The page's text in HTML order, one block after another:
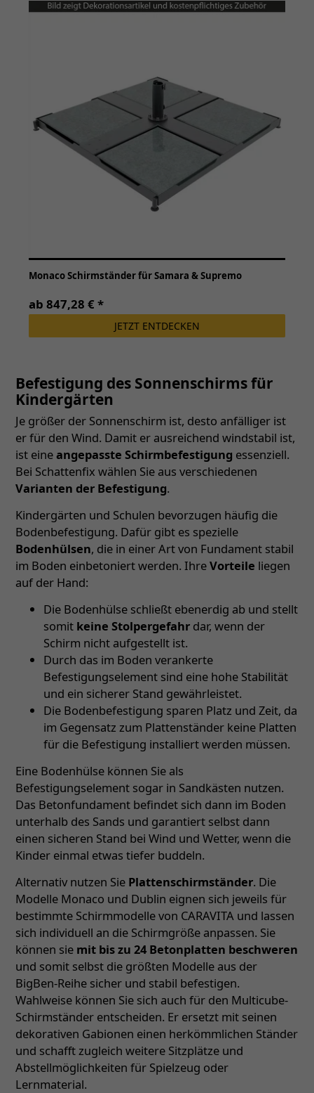
Monaco Schirmständer für Samara & Supremo
ab 847,28 € *
JETZT ENTDECKEN
Befestigung des Sonnenschirms für
Kindergärten
Je größer der Sonnenschirm ist, desto anfälliger ist
er für den Wind. Damit er ausreichend windstabil ist,
ist eineangepasste Schirmbefestigung essenziell.
Bei Schattenfix wählen Sie aus verschiedenen
Varianten der Befestigung.
Kindergärten und Schulen bevorzugen häufig die
Bodenbefestigung. Dafür gibt es spezielle
Bodenhülsen, die in einer Art von Fundament stabil
im Boden einbetoniert werden. IhreVorteile liegen
auf der Hand:
Die Bodenhülse schließt ebenerdig ab und stellt
somit keine Stolpergefahr dar, wenn der
Schirm nicht aufgestellt ist.
Durch das im Boden verankerte
Befestigungselement sind eine hohe Stabilität
und ein sicherer Stand gewährleistet.
Die Bodenbefestigung sparen Platz und Zeit, da
im Gegensatz zum Plattenständer keine Platten
für die Befestigung installiert werden müssen.
Eine Bodenhülse können Sie als
Befestigungselement sogar in Sandkästen nutzen.
Das Betonfundament befindet sich dann im Boden
unterhalb des Sands und garantiert selbst dann
einen sicheren Stand bei Wind und Wetter, wenn die
Kinder einmal etwas tiefer buddeln.
Alternativ nutzen Sie Plattenschirmständer. Die
Modelle Monaco und Dublin eignen sich jeweils für
bestimmte Schirmmodelle von CARAVITA und lassen
sich individuell an die Schirmgröße anpassen. Sie
können sie mit bis zu 24 Betonplatten beschweren
und somit selbst die größten Modelle aus der
BigBen-Reihe sicher und stabil befestigen.
Wahlweise können Sie sich auch für den Multicube-
Schirmständer entscheiden. Er ersetzt mit seinen
dekorativen Gabionen einen herkömmlichen Ständer
und schafft zugleich weitere Sitzplätze und
Abstellmöglichkeiten für Spielzeug oder
Lernmaterial.